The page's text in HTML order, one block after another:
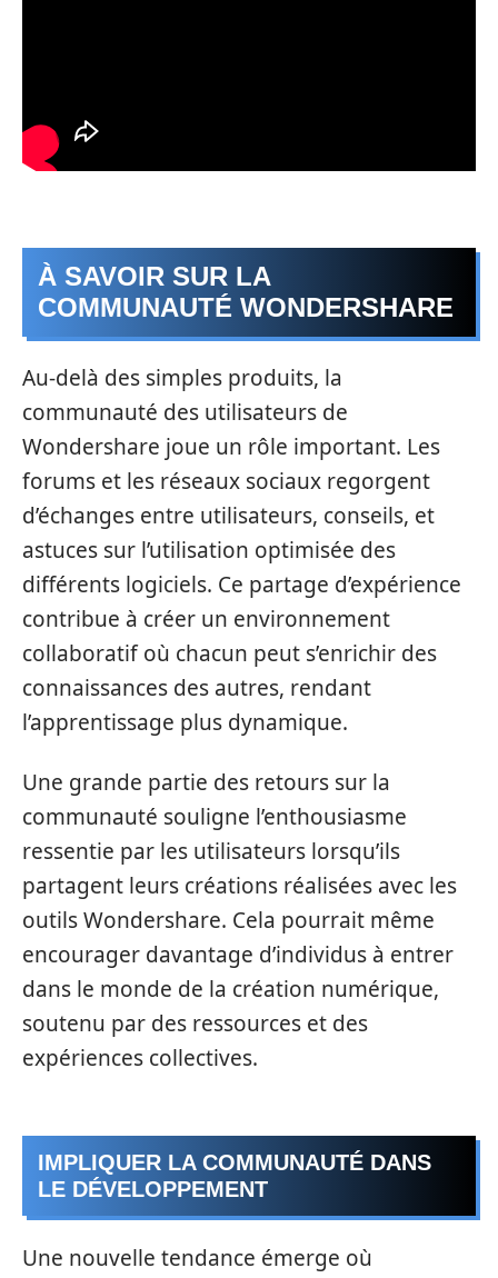
À SAVOIR SUR LA
COMMUNAUTÉ WONDERSHARE
Au-delà des simples produits, la
communauté des utilisateurs de
Wondershare joue un rôle important. Les
forums et les réseaux sociaux regorgent
d’échanges entre utilisateurs, conseils, et
astuces sur l’utilisation optimisée des
différents logiciels. Ce partage d’expérience
contribue à créer un environnement
collaboratif où chacun peut s’enrichir des
connaissances des autres, rendant
l’apprentissage plus dynamique.
Une grande partie des retours sur la
communauté souligne l’enthousiasme
ressentie par les utilisateurs lorsqu’ils
partagent leurs créations réalisées avec les
outils Wondershare. Cela pourrait même
encourager davantage d’individus à entrer
dans le monde de la création numérique,
soutenu par des ressources et des
expériences collectives.
IMPLIQUER LA COMMUNAUTÉ DANS
LE DÉVELOPPEMENT
Une nouvelle tendance émerge où